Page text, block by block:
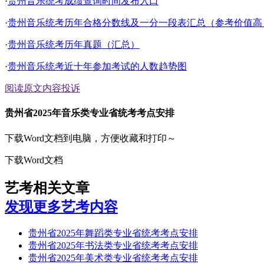
·贵州音乐统考历年合格分数线及一分一段表汇总（参考价值
·贵州音乐统考历年真题（汇总）
·贵州音乐统考近十年参加考试的人数趋势图
阅读原文内容投诉
贵州省2025年音乐类专业省统考考点安排
下载Word文档到电脑，方便收藏和打印～
下载Word文档
艺考相关文章
发现更多艺考内容
贵州省2025年舞蹈类专业省统考考点安排
贵州省2025年书法类专业省统考考点安排
贵州省2025年美术类专业省统考考点安排